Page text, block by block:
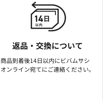
返品・交換について
商品到着後14日以内にビバムサシ
オンライン宛てにご連絡ください。